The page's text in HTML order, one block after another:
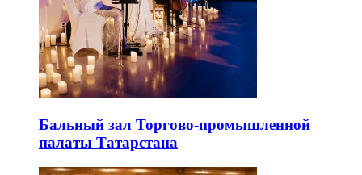
Бальный зал Торгово-промышленной
палаты Татарстана